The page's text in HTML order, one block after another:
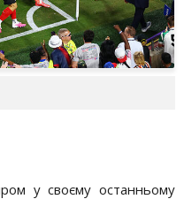
у своєму останньому